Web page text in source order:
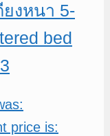
งหนา 5-
bed
price is: